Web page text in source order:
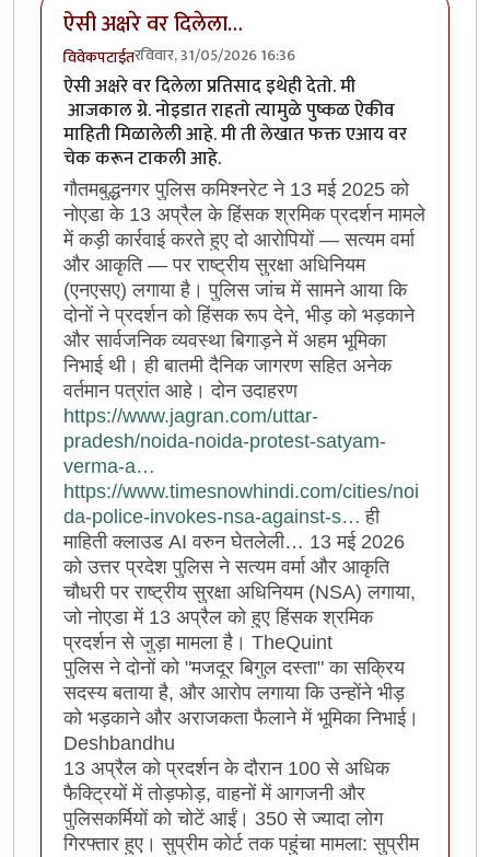
ऐसी अक्षरे वर दिलेला…
विवेकपटाईतरविवार, 31/05/2026 16:36
ऐसी अक्षरे वर दिलेला प्रतिसाद इथेही देतो. मी
आजकाल ग्रे. नोइडात राहतो त्यामुळे पुष्कळ ऐकीव
माहिती मिळालेली आहे. मी ती लेखात फक्त एआय वर
चेक करून टाकली आहे.
गौतमबुद्धनगर पुलिस कमिश्नरेट ने 13 मई 2025 को
नोएडा के 13 अप्रैल के हिंसक श्रमिक प्रदर्शन मामले
में कड़ी कार्रवाई करते हुए दो आरोपियों — सत्यम वर्मा
और आकृति — पर राष्ट्रीय सुरक्षा अधिनियम
(एनएसए) लगाया है। पुलिस जांच में सामने आया कि
दोनों ने प्रदर्शन को हिंसक रूप देने, भीड़ को भड़काने
और सार्वजनिक व्यवस्था बिगाड़ने में अहम भूमिका
निभाई थी। ही बातमी दैनिक जागरण सहित अनेक
वर्तमान पत्रांत आहे। दोन उदाहरण
https://www.jagran.com/uttar-
pradesh/noida-noida-protest-satyam-
verma-a…
https://www.timesnowhindi.com/cities/noi
da-police-invokes-nsa-against-s… ही
माहिती क्लाउड AI वरुन घेतलेली… 13 मई 2026
को उत्तर प्रदेश पुलिस ने सत्यम वर्मा और आकृति
चौधरी पर राष्ट्रीय सुरक्षा अधिनियम (NSA) लगाया,
जो नोएडा में 13 अप्रैल को हुए हिंसक श्रमिक
प्रदर्शन से जुड़ा मामला है। TheQuint
पुलिस ने दोनों को "मजदूर बिगुल दस्ता" का सक्रिय
सदस्य बताया है, और आरोप लगाया कि उन्होंने भीड़
को भड़काने और अराजकता फैलाने में भूमिका निभाई।
Deshbandhu
13 अप्रैल को प्रदर्शन के दौरान 100 से अधिक
फैक्ट्रियों में तोड़फोड़, वाहनों में आगजनी और
पुलिसकर्मियों को चोटें आईं। 350 से ज्यादा लोग
गिरफ्तार हुए। सुप्रीम कोर्ट तक पहुंचा मामला: सुप्रीम